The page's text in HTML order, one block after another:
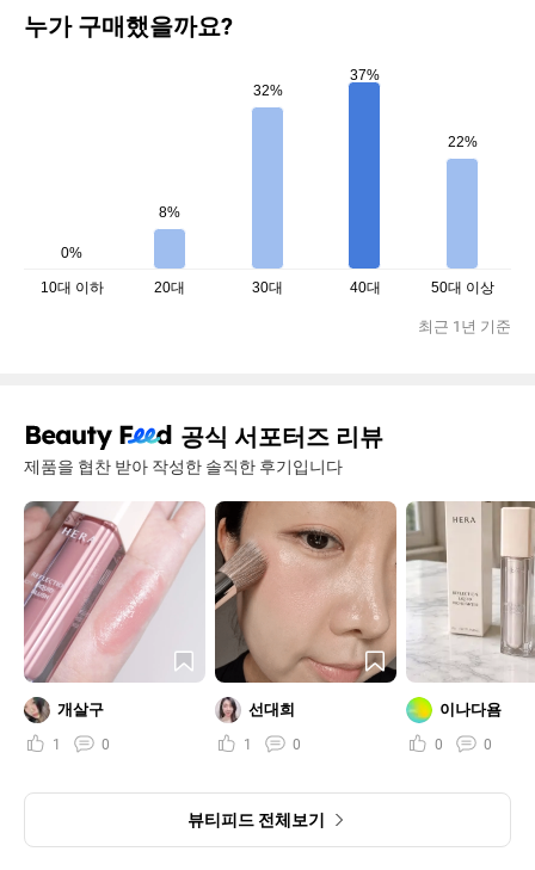
누가 구매했을까요?
0%
8%
32%
37%
22%
10대 이하 20대 30대 40대 50대 이상
최근 1년 기준
공식 서포터즈 리뷰
제품을 협찬 받아 작성한 솔직한 후기입니다
개살구
1 0
선대희
1 0
이나다욤
0 0
뷰티피드 전체보기